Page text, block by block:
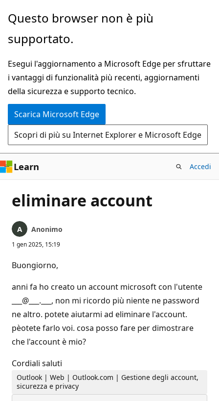
Ignora
passa
contenuto
principale
Questo browser non è più
supportato.
Esegui l'aggiornamento a Microsoft Edge per sfruttare
i vantaggi di funzionalità più recenti, aggiornamenti
della sicurezza e supporto tecnico.
Scarica Microsoft Edge
Scopri di più su Internet Explorer e Microsoft Edge
Learn Accedi
eliminare account
Anonimo
1 gen 2025, 15:19
Buongiorno,
anni fa ho creato un account microsoft con l'utente
___@___.___, non mi ricordo più niente ne password
ne altro. potete aiutarmi ad eliminare l'account.
pèotete farlo voi. cosa posso fare per dimostrare
che l'account è mio?
Cordiali saluti
Outlook | Web | Outlook.com | Gestione degli account,
sicurezza e privacy